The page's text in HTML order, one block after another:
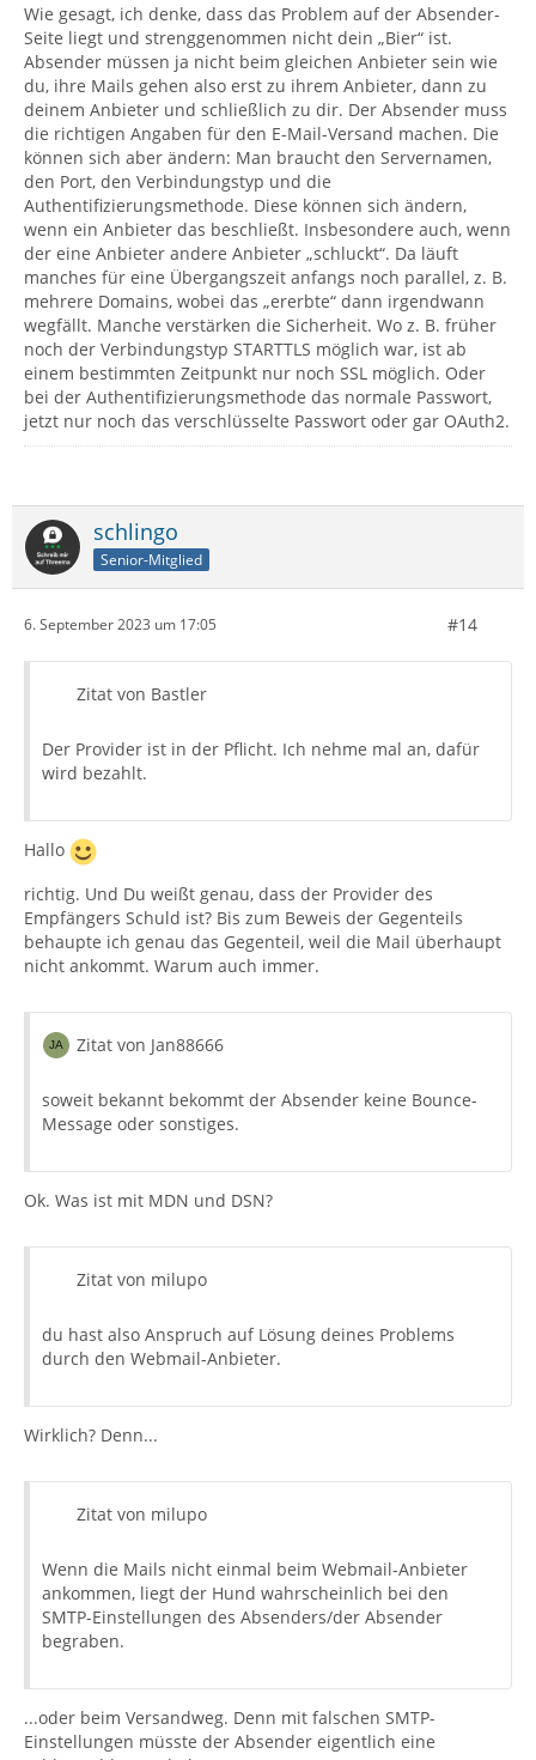
Wie gesagt, ich denke, dass das Problem auf der Absender-
Seite liegt und strenggenommen nicht dein „Bier“ ist.
Absender müssen ja nicht beim gleichen Anbieter sein wie
du, ihre Mails gehen also erst zu ihrem Anbieter, dann zu
deinem Anbieter und schließlich zu dir. Der Absender muss
die richtigen Angaben für den E-Mail-Versand machen. Die
können sich aber ändern: Man braucht den Servernamen,
den Port, den Verbindungstyp und die
Authentifizierungsmethode. Diese können sich ändern,
wenn ein Anbieter das beschließt. Insbesondere auch, wenn
der eine Anbieter andere Anbieter „schluckt“. Da läuft
manches für eine Übergangszeit anfangs noch parallel, z. B.
mehrere Domains, wobei das „ererbte“ dann irgendwann
wegfällt. Manche verstärken die Sicherheit. Wo z. B. früher
noch der Verbindungstyp STARTTLS möglich war, ist ab
einem bestimmten Zeitpunkt nur noch SSL möglich. Oder
bei der Authentifizierungsmethode das normale Passwort,
jetzt nur noch das verschlüsselte Passwort oder gar OAuth2.
schlingo
Senior-Mitglied
6. September 2023 um 17:05 #14
Zitat von Bastler
Der Provider ist in der Pflicht. Ich nehme mal an, dafür
wird bezahlt.
Hallo
richtig. Und Du weißt genau, dass der Provider des
Empfängers Schuld ist? Bis zum Beweis der Gegenteils
behaupte ich genau das Gegenteil, weil die Mail überhaupt
nicht ankommt. Warum auch immer.
Zitat von Jan88666
soweit bekannt bekommt der Absender keine Bounce-
Message oder sonstiges.
Ok. Was ist mit MDN und DSN?
Zitat von milupo
du hast also Anspruch auf Lösung deines Problems
durch den Webmail-Anbieter.
Wirklich? Denn...
Zitat von milupo
Wenn die Mails nicht einmal beim Webmail-Anbieter
ankommen, liegt der Hund wahrscheinlich bei den
SMTP-Einstellungen des Absenders/der Absender
begraben.
...oder beim Versandweg. Denn mit falschen SMTP-
Einstellungen müsste der Absender eigentlich eine